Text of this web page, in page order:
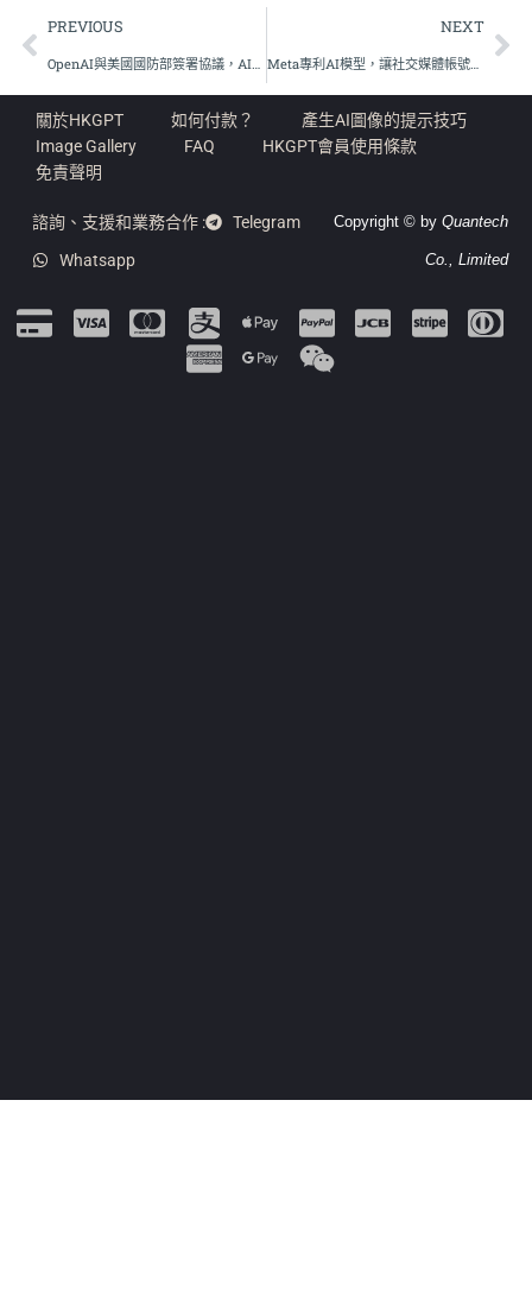
PREVIOUS NEXT
Meta專利AI模型，讓社交媒體帳號在死亡後繼續活躍
關於HKGPT 如何付款？
產生AI圖像的提示技巧
Image Gallery
FAQ
HKGPT會員使用條款
免責聲明
諮詢、支援和業務合作 :
Telegram
Whatsapp
Copyright © by Quantech
Co., Limited